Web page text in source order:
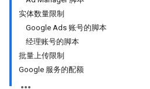
实体数量限制
Google Ads 账号的脚本
经理账号的脚本
批量上传限制
Google 服务的配额